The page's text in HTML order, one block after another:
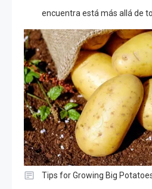
encuentra está más allá de
Tips for Growing Big